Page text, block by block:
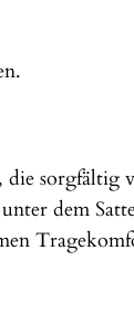
sorgfältig
dem